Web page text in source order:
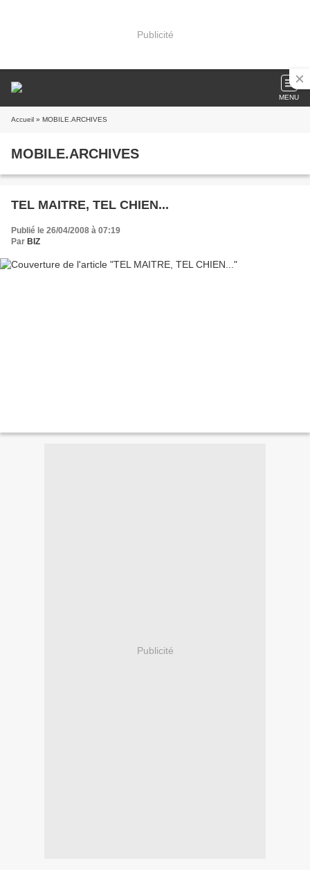
Publicité
MENU
Accueil » MOBILE.ARCHIVES
MOBILE.ARCHIVES
TEL MAITRE, TEL CHIEN...
Publié le 26/04/2008 à 07:19
Par BIZ
Publicité